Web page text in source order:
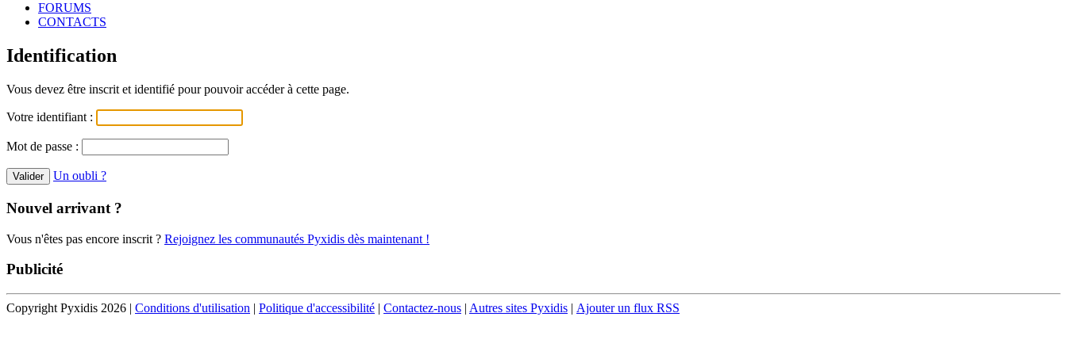
FORUMS
CONTACTS
Identification
Vous devez être inscrit et identifié pour pouvoir accéder à cette page.
Votre identifiant :
Mot de passe :
Un oubli ?
Nouvel arrivant ?
Vous n'êtes pas encore inscrit ? Rejoignez les communautés Pyxidis dès maintenant !
Publicité
Copyright Pyxidis 2026 | Conditions d'utilisation | Politique d'accessibilité | Contactez-nous | Autres sites Pyxidis | Ajouter un flux RSS